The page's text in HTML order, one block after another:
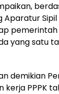
yang satu
demikian
PPPK